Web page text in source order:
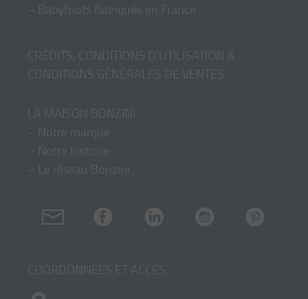
– Babyfoots fabriqués en France
CRÉDITS, CONDITIONS D'UTILISATION &
CONDITIONS GÉNÉRALES DE VENTES
LA MAISON BONZINI
– Notre marque
– Notre histoire
– Le réseau Bonzini
COORDONNÉES ET ACCÈS